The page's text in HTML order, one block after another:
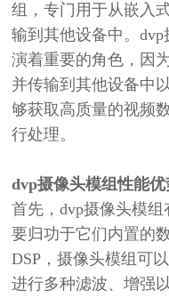
组，专门用于从嵌入
输到其他设备中。dvp
演着重要的角色，因
并传输到其他设备中
够获取高质量的视频
行处理。
dvp摄像头模组性能优
首先，dvp摄像头模
要归功于它们内置的
DSP，摄像头模组可
进行多种滤波、增强